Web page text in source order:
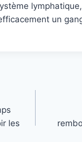
lymphatique,
un
les